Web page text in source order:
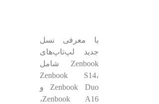
با معرفی نسل
جدید لپ‌تاپ‌های
Zenbook شامل
Zenbook S14،
Zenbook Duo و
Zenbook A16،